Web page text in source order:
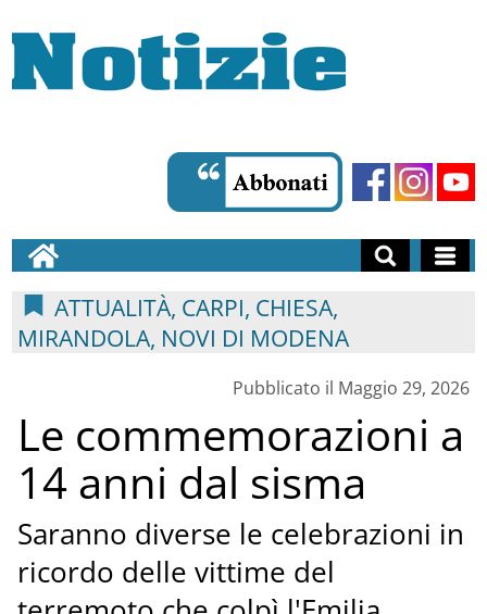
ATTUALITÀ, CARPI, CHIESA,
MIRANDOLA, NOVI DI MODENA
Pubblicato il Maggio 29, 2026
Le commemorazioni a
14 anni dal sisma
Saranno diverse le celebrazioni in
ricordo delle vittime del